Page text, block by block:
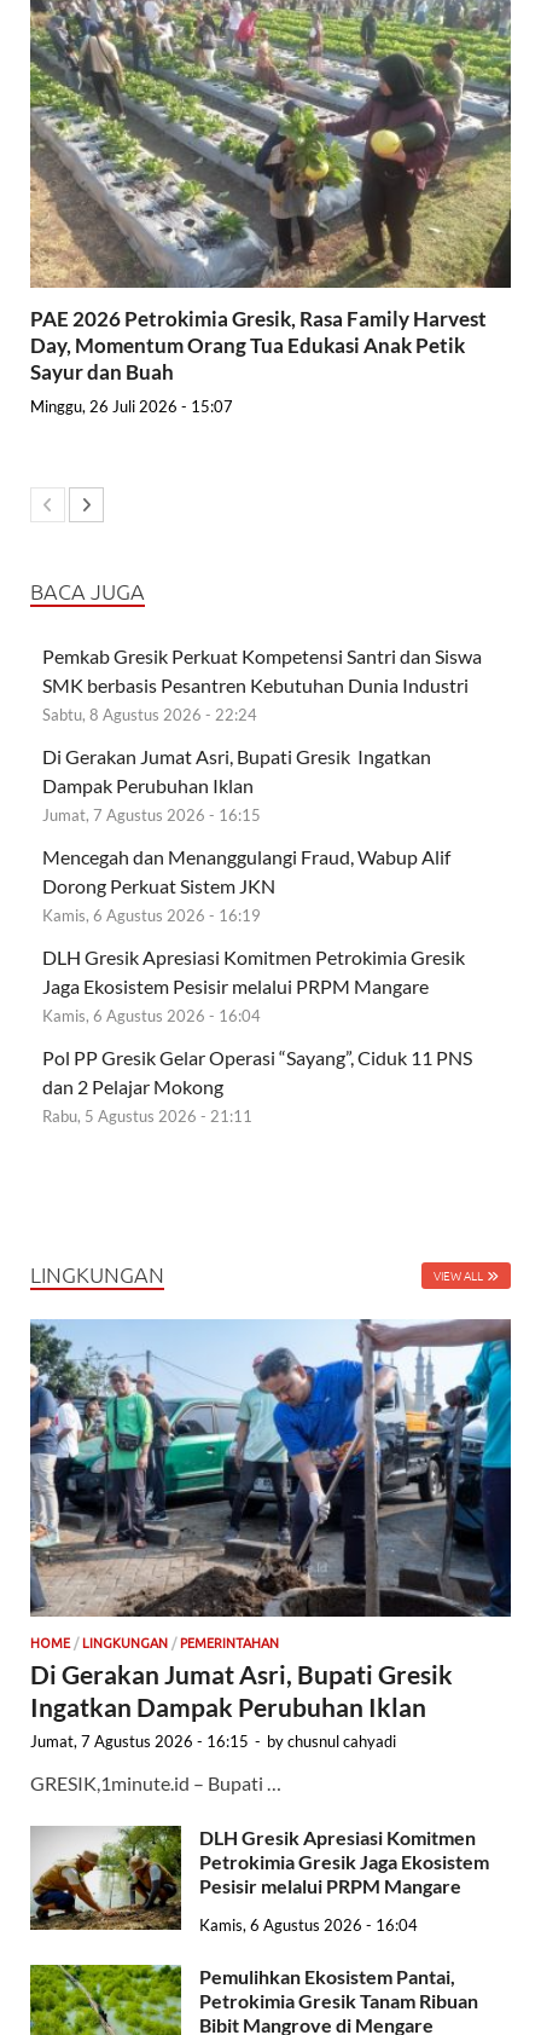
PAE 2026 Petrokimia Gresik, Rasa Family Harvest
Day, Momentum Orang Tua Edukasi Anak Petik
Sayur dan Buah
Minggu, 26 Juli 2026 - 15:07
BACA JUGA
Pemkab Gresik Perkuat Kompetensi Santri dan Siswa
SMK berbasis Pesantren Kebutuhan Dunia Industri
Sabtu, 8 Agustus 2026 - 22:24
Di Gerakan Jumat Asri, Bupati Gresik Ingatkan
Dampak Perubuhan Iklan
Jumat, 7 Agustus 2026 - 16:15
Mencegah dan Menanggulangi Fraud, Wabup Alif
Dorong Perkuat Sistem JKN
Kamis, 6 Agustus 2026 - 16:19
DLH Gresik Apresiasi Komitmen Petrokimia Gresik
Jaga Ekosistem Pesisir melalui PRPM Mangare
Kamis, 6 Agustus 2026 - 16:04
Pol PP Gresik Gelar Operasi “Sayang”, Ciduk 11 PNS
dan 2 Pelajar Mokong
Rabu, 5 Agustus 2026 - 21:11
LINGKUNGAN VIEW ALL
HOME / LINGKUNGAN / PEMERINTAHAN
Di Gerakan Jumat Asri, Bupati Gresik
Ingatkan Dampak Perubuhan Iklan
Jumat, 7 Agustus 2026 - 16:15 - bychusnul cahyadi
GRESIK,1minute.id – Bupati …
DLH Gresik Apresiasi Komitmen
Petrokimia Gresik Jaga Ekosistem
Pesisir melalui PRPM Mangare
Kamis, 6 Agustus 2026 - 16:04
Pemulihkan Ekosistem Pantai,
Petrokimia Gresik Tanam Ribuan
Bibit Mangrove di Mengare